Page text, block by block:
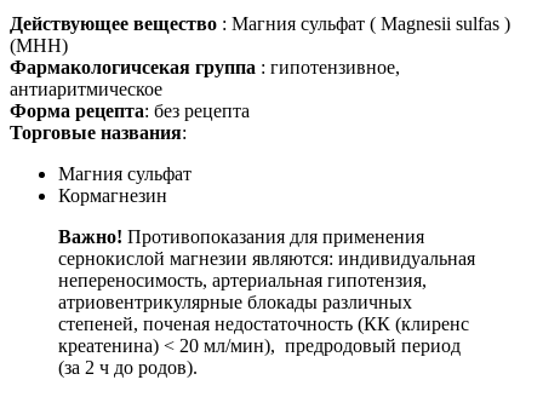
Действующее вещество : Магния сульфат ( Magnesii sulfas )
(МНН)
Фармакологичсекая группа : гипотензивное,
антиаритмическое
Форма рецепта: без рецепта
Торговые названия:
Магния сульфат
Кормагнезин
Важно! Противопоказания для применения
сернокислой магнезии являются: индивидуальная
непереносимость, артериальная гипотензия,
атриовентрикулярные блокады различных
степеней, поченая недостаточность (КК (клиренс
креатенина) < 20 мл/мин), предродовый период
(за 2 ч до родов).